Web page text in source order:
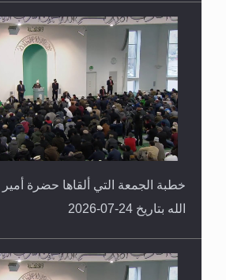
خطبة الجمعة التي ألقاها حضرة أمير
الله بتاريخ 24-07-2026